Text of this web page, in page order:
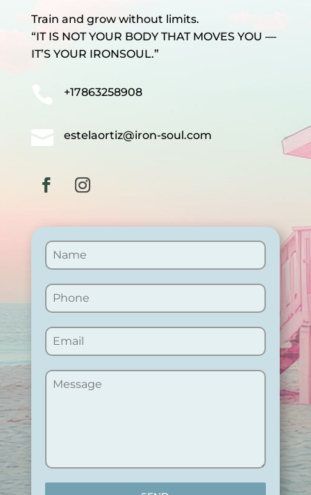
Train and grow without limits.
“IT IS NOT YOUR BODY THAT MOVES YOU —
IT’S YOUR IRONSOUL.”
+17863258908
 estelaortiz@iron-soul.com